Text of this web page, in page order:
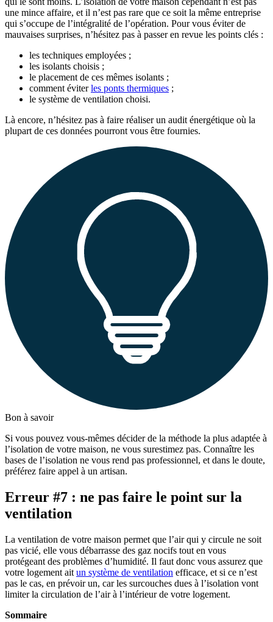
une mince affaire, et il n’est pas rare que ce soit la même entreprise
qui s’occupe de l’intégralité de l’opération. Pour vous éviter de
mauvaises surprises, n’hésitez pas à passer en revue les points clés :
les techniques employées ;
les isolants choisis ;
le placement de ces mêmes isolants ;
comment éviterles ponts thermiques ;
le système de ventilation choisi.
Là encore, n’hésitez pas à faire réaliser un audit énergétique où la
plupart de ces données pourront vous être fournies.
Bon à savoir
Si vous pouvez vous-mêmes décider de la méthode la plus adaptée à
l’isolation de votre maison, ne vous surestimez pas. Connaître les
bases de l’isolation ne vous rend pas professionnel, et dans le doute,
préférez faire appel à un artisan.
Erreur #7 : ne pas faire le point sur la
ventilation
La ventilation de votre maison permet que l’air qui y circule ne soit
pas vicié, elle vous débarrasse des gaz nocifs tout en vous
protégeant des problèmes d’humidité. Il faut donc vous assurez que
votre logement ait un système de ventilation efficace, et si ce n’est
pas le cas, en prévoir un, car les surcouches dues à l’isolation vont
limiter la circulation de l’air à l’intérieur de votre logement.
Sommaire